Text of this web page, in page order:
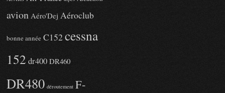
avion Aéro'Dej Aéroclub
bonne année C152cessna
152 dr400 DR460
DR480 déroutement F-